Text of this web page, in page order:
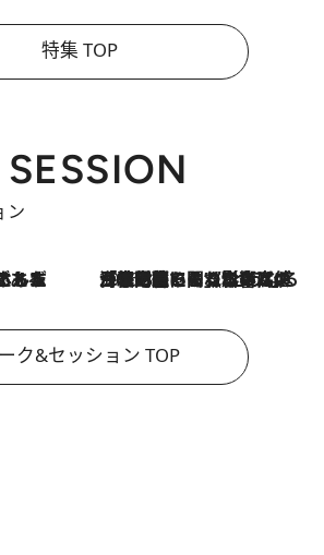
特集 TOP
ン
2026.8.3
「住宅建てられない…」「サーチャージ料の高値が続いている」ホルムズ海峡封鎖による影響はいつまで続く？《エネルギー専門家に聞く“どうなる日本の暮らし”》
ク&セッション TOP